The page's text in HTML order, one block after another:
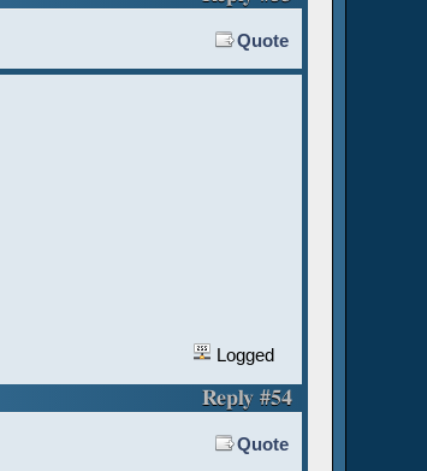
Quote
Logged
Reply #54
Quote